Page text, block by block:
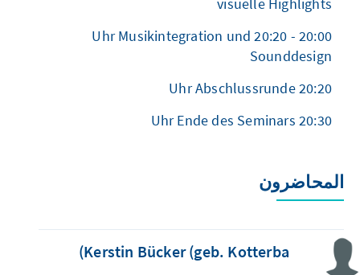
20:00 - 20:20 Uhr Musikintegration und
Sounddesign
20:20 Uhr Abschlussrunde
20:30 Uhr Ende des Seminars
المحاضرون
Kerstin Bücker (geb. Kotterba)